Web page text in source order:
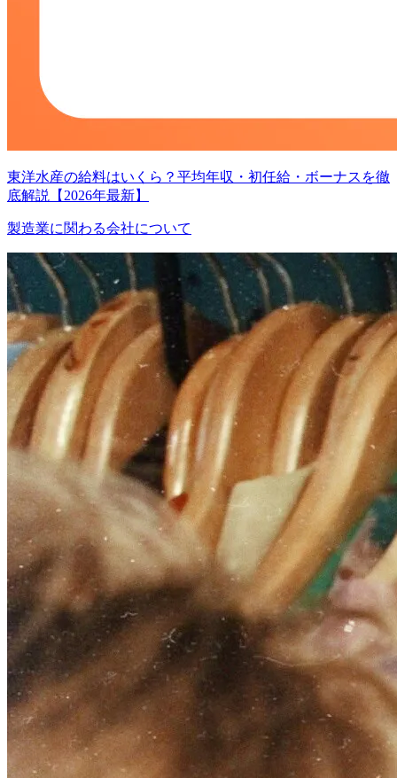
東洋水産の給料はいくら？平均年収・初任給・ボーナスを徹
底解説【2026年最新】
製造業に関わる会社について